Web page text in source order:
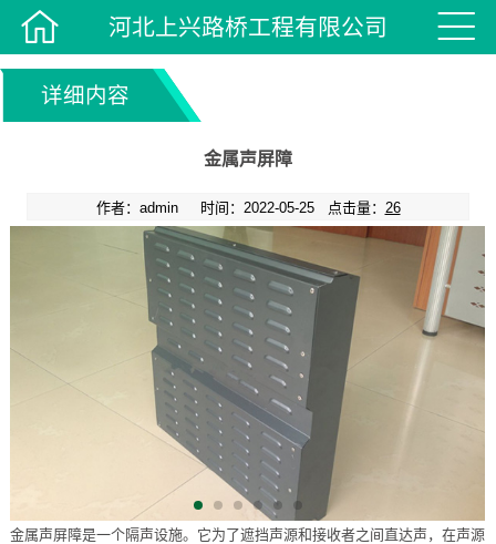

 河北上兴路桥工程有限公司
详细内容
金属声屏障
作者：admin 时间：2022-05-25 点击量： 26
金属声屏障是一个隔声设施。它为了遮挡声源和接收者之间直达声，在声源